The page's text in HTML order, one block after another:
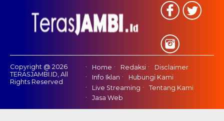
Copyright @ 2026
TERASJAMBI.ID, All
Rights Reserved
Home Redaksi
Disclaimer
Info Iklan
Hubungi Kami
Live Streaming
Tentang Kami
Jasa Web